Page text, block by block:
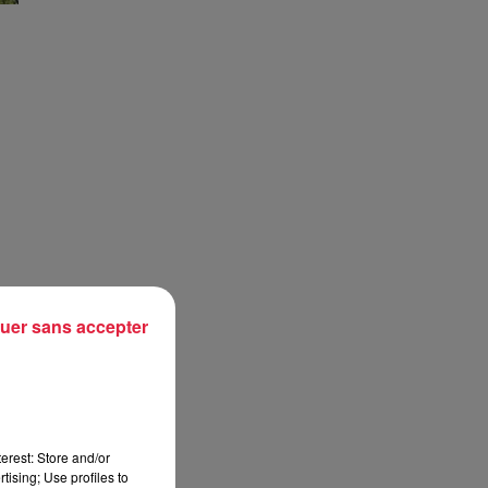
Store and/or
Use profiles to
sans accepter